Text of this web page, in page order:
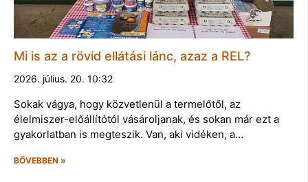
Mi is az a rövid ellátási lánc, azaz a REL?
2026. július. 20. 10:32
Sokak vágya, hogy közvetlenül a termelőtől, az
élelmiszer-előállítótól vásároljanak, és sokan már ezt a
gyakorlatban is megteszik. Van, aki vidéken, a…
BŐVEBBEN »